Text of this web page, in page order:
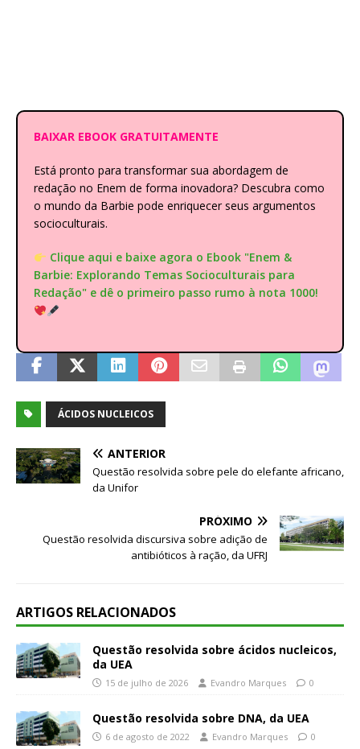
BAIXAR EBOOK GRATUITAMENTE
Está pronto para transformar sua abordagem de
redação no Enem de forma inovadora? Descubra como
o mundo da Barbie pode enriquecer seus argumentos
socioculturais.
Clique aqui e baixe agora o Ebook "Enem &
Barbie: Explorando Temas Socioculturais para
Redação" e dê o primeiro passo rumo à nota 1000!
ÁCIDOS NUCLEICOS
ANTERIOR
Questão resolvida sobre pele do elefante africano,
da Unifor
PRÓXIMO
Questão resolvida discursiva sobre adição de
antibióticos à ração, da UFRJ
ARTIGOS RELACIONADOS
Questão resolvida sobre ácidos nucleicos,
da UEA
15 de julho de 2026 Evandro Marques 0
Questão resolvida sobre DNA, da UEA
6 de agosto de 2022 Evandro Marques 0